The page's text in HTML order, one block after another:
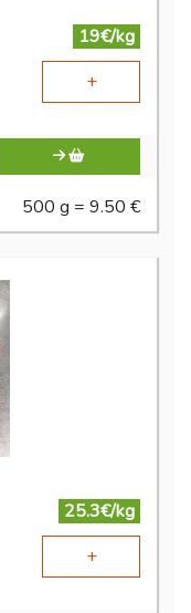
19€/kg
+
500 g = 9.50 €
25.3€/kg
+